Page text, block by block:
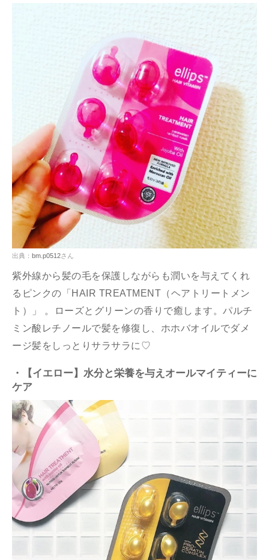
出典： bm.p0512さん
紫外線から髪の毛を保護しながらも潤いを与えてくれ
るピンクの「HAIR TREATMENT（ヘアトリートメン
ト）」 。ローズとグリーンの香りで癒します。パルチ
ミン酸レチノールで髪を修復し、ホホバオイルでダメ
ージ髪をしっとりサラサラに♡
・【イエロー】水分と栄養を与えオールマイティーに
ケア